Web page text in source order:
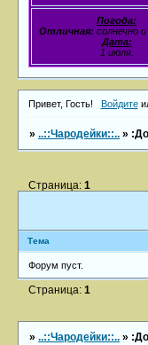
Погода:
Отличная: солнечно и
Дата:
1 июля.
Привет, Гость! Войдите
»..::Чародейки::.. »
Страница:1
Тема
Форум пуст.
Страница:1
»..::Чародейки::.. »